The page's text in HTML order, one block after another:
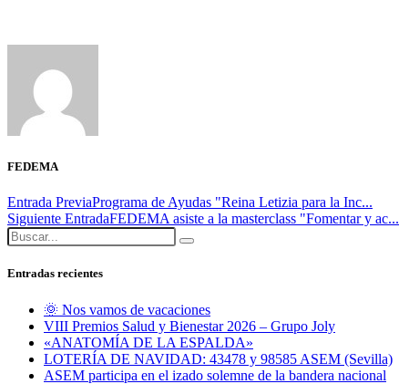
FEDEMA
Entrada PreviaPrograma de Ayudas "Reina Letizia para la Inc...
Siguiente EntradaFEDEMA asiste a la masterclass "Fomentar y ac...
Entradas recientes
🌞 Nos vamos de vacaciones
VIII Premios Salud y Bienestar 2026 – Grupo Joly
«ANATOMÍA DE LA ESPALDA»
LOTERÍA DE NAVIDAD: 43478 y 98585 ASEM (Sevilla)
ASEM participa en el izado solemne de la bandera nacional